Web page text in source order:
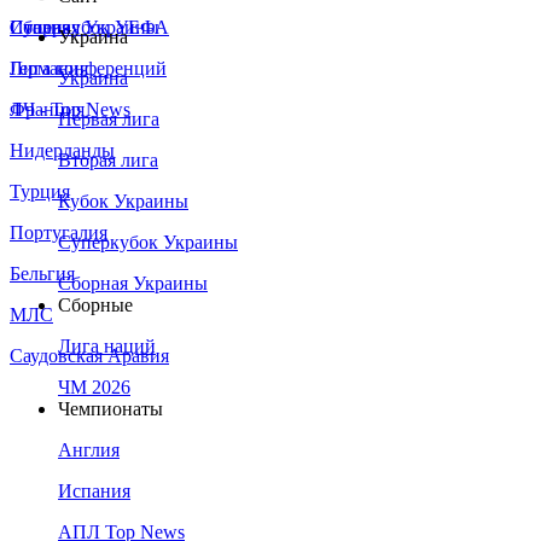
Сборная Украины
Италия
Германия
Франция
Нидерланды
Турция
Португалия
Бельгия
МЛС
Саудовская Аравия
Суперкубок УЕФА
Лига конференций
ЛЧ - Top News
Украина
Украина
Первая лига
Вторая лига
Кубок Украины
Суперкубок Украины
Сборная Украины
Сборные
Лига наций
ЧМ 2026
Чемпионаты
Англия
Испания
АПЛ Top News